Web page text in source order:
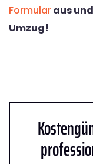
Formularaus
Umzug!